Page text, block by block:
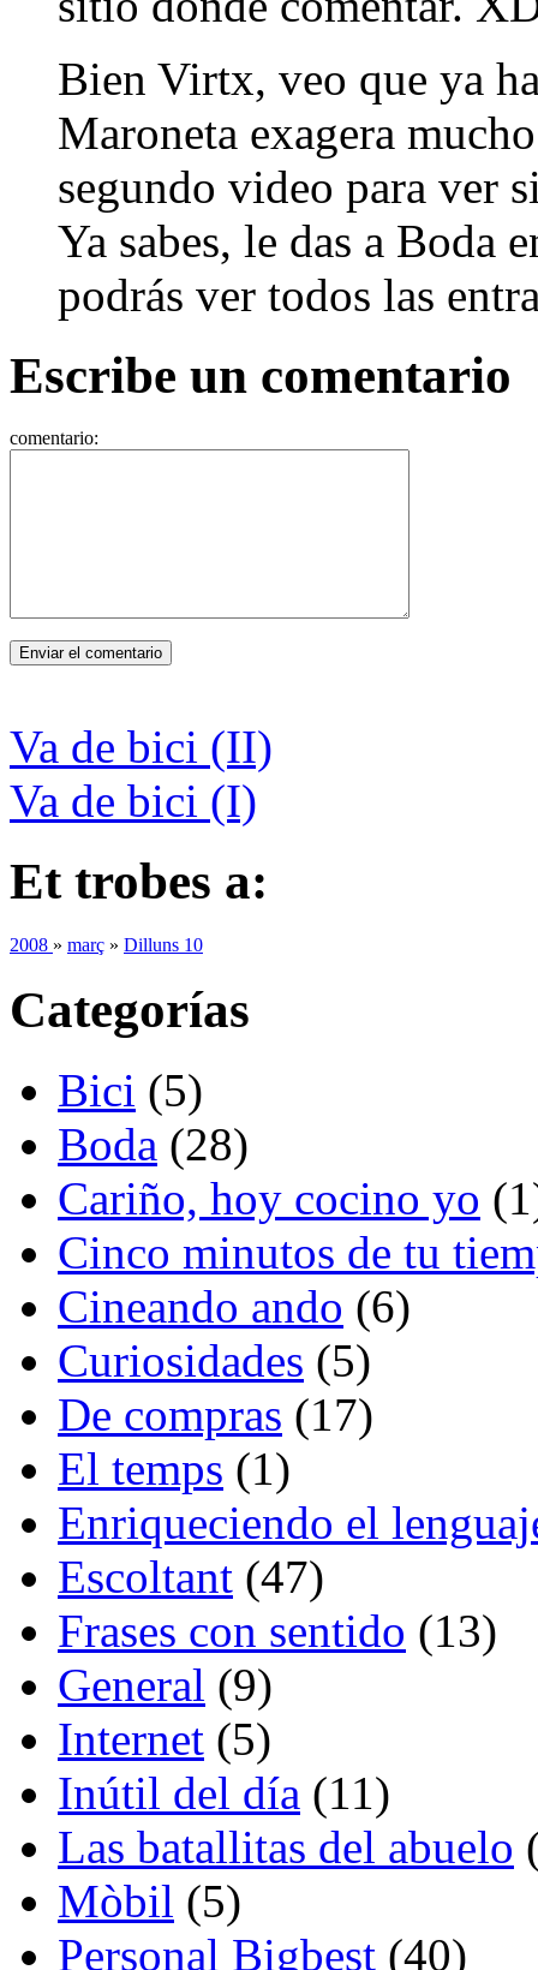
Bien Virtx, veo que ya
Maroneta exagera
segundo video para ver
Ya sabes, le das a Boda
podrás ver todos las
Escribe un comentario
comentario:
Va de bici (II)
Va de bici (I)
Et trobes a:
2008 » març » Dilluns 10
Categorías
Bici (5)
Boda (28)
Cariño, hoy cocino yo
Cinco minutos de tu
Cineando ando (6)
Curiosidades (5)
De compras (17)
El temps (1)
Enriqueciendo el
Escoltant (47)
Frases con sentido (13)
General (9)
Internet (5)
Inútil del día (11)
Las batallitas del abuelo
Mòbil (5)
Personal Bigbest (40)